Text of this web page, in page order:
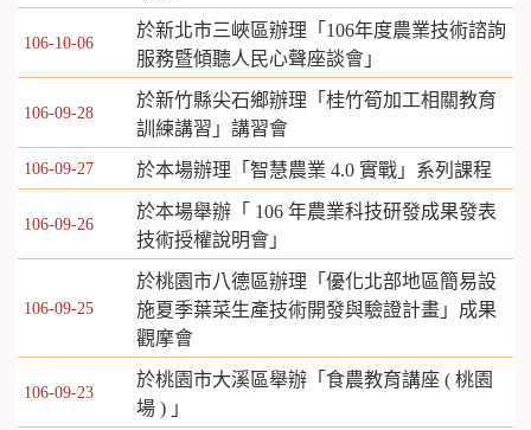
106-10-06
於新北市三峽區辦理「106年度農業技術諮詢
服務暨傾聽人民心聲座談會」
106-09-28
於新竹縣尖石鄉辦理「桂竹筍加工相關教育
訓練講習」講習會
106-09-27 於本場辦理「智慧農業 4.0 實戰」系列課程
106-09-26
於本場舉辦「 106 年農業科技研發成果發表
技術授權說明會」
106-09-25
於桃園市八德區辦理「優化北部地區簡易設
施夏季葉菜生產技術開發與驗證計畫」成果
觀摩會
106-09-23
於桃園市大溪區舉辦「食農教育講座 ( 桃園
場 ) 」